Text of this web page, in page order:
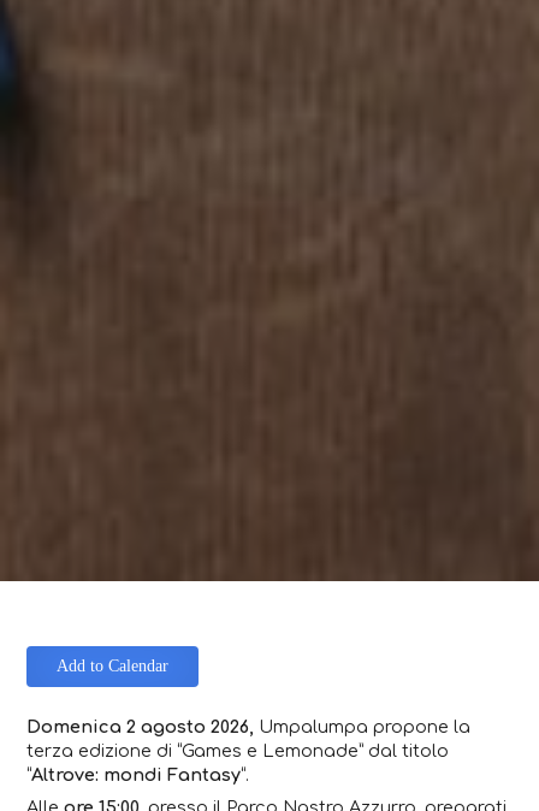
Add to Calendar
Domenica 2 agosto 2026, Umpalumpa propone la
terza edizione di “Games e Lemonade” dal titolo
“Altrove: mondi Fantasy“.